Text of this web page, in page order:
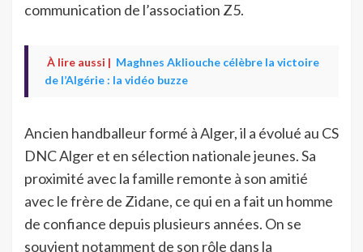
communication de l’association Z5.
À lire aussi | Maghnes Akliouche célèbre la victoire
de l’Algérie : la vidéo buzze
Ancien handballeur formé à Alger, il a évolué au CS
DNC Alger et en sélection nationale jeunes. Sa
proximité avec la famille remonte à son amitié
avec le frère de Zidane, ce qui en a fait un homme
de confiance depuis plusieurs années. On se
souvient notamment de son rôle dans la